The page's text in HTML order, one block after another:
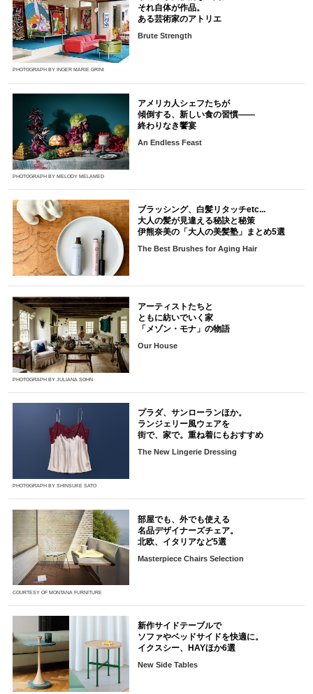
PHOTOGRAPH BY INGER MARIE GRINI
それ自体が作品。
ある芸術家のアトリエ
Brute Strength
PHOTOGRAPH BY MELODY MELAMED
アメリカ人シェフたちが
傾倒する、新しい食の習慣――
終わりなき饗宴
An Endless Feast
ブラッシング、白髪リタッチetc...
大人の髪が見違える秘訣と秘策
伊熊奈美の「大人の美髪塾」まとめ5選
The Best Brushes for Aging Hair
PHOTOGRAPH BY JULIANA SOHN
アーティストたちと
ともに紡いでいく家
「メゾン・モナ」の物語
Our House
PHOTOGRAPH BY SHINSUKE SATO
プラダ、サンローランほか。
ランジェリー風ウェアを
街で、家で。重ね着にもおすすめ
The New Lingerie Dressing
COURTESY OF MONTANA FURNITURE
部屋でも、外でも使える
名品デザイナーズチェア。
北欧、イタリアなど5選
Masterpiece Chairs Selection
新作サイドテーブルで
ソファやベッドサイドを快適に。
イクスシー、HAYほか6選
New Side Tables